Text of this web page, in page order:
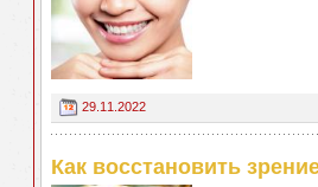
29.11.2022
Как восстановить